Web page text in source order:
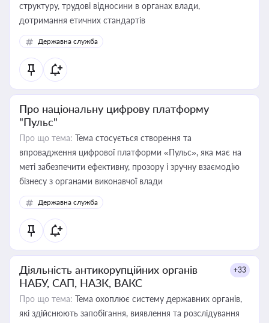
структуру, трудові відносини в органах влади,
дотримання етичних стандартів
Державна служба
Про національну цифрову платформу
"Пульс"
Про що тема: Тема стосується створення та
впровадження цифрової платформи «Пульс», яка має на
меті забезпечити ефективну, прозору і зручну взаємодію
бізнесу з органами виконавчої влади
Державна служба
Діяльність антикорупційних органів
НАБУ, САП, НАЗК, ВАКС
+33
Про що тема: Тема охоплює систему державних органів,
які здійснюють запобігання, виявлення та розслідування